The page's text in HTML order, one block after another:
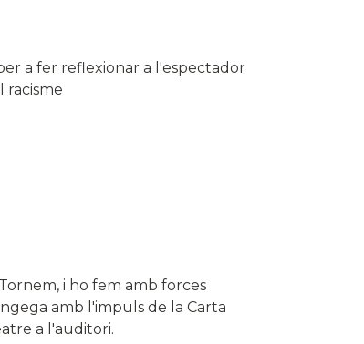
a fer reflexionar a l'espectador
racisme
i ho fem amb forces
amb l'impuls de la Carta
a l'auditori.